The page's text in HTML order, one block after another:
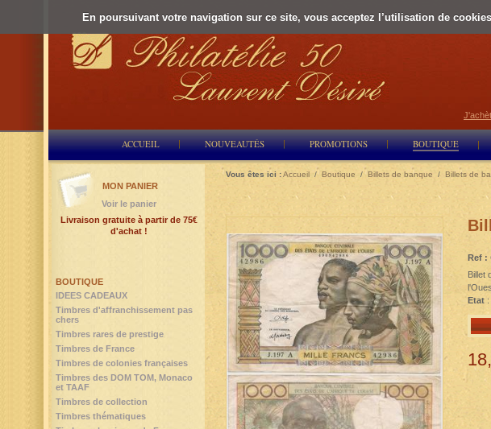
En poursuivant votre navigation sur ce site, vous acceptez l’utilisation de
ACCUEIL NOUVEAUTÉS PROMOTIONS BOUTIQUE
Vous êtes ici :Accueil / Boutique / Billets de banque / Billets de
Ref :
Billet
Etat
BOUTIQUE
IDEES CADEAUX
Timbres d'affranchissement pas
chers
Timbres rares de prestige
Timbres de France
Timbres de colonies françaises
Timbres des DOM TOM, Monaco
et TAAF
Timbres de collection
Timbres thématiques
MON PANIER
Voir le panier
Livraison gratuite à partir de 75€
d'achat !